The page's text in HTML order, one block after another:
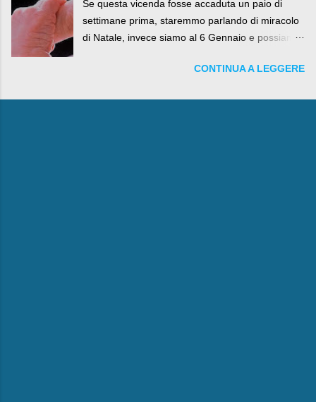
Se questa vicenda fosse accaduta un paio di
settimane prima, staremmo parlando di miracolo
di Natale, invece siamo al 6 Gennaio e possiamo
e la Befana, visto il lieto epilogo della vicenda.
CONTINUA A LEGGERE